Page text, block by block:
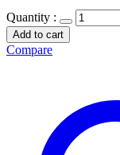
Quantity :
Add to cart
Compare